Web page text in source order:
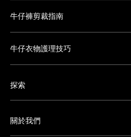
牛仔褲剪裁指南
牛仔衣物護理技巧
探索
關於我們